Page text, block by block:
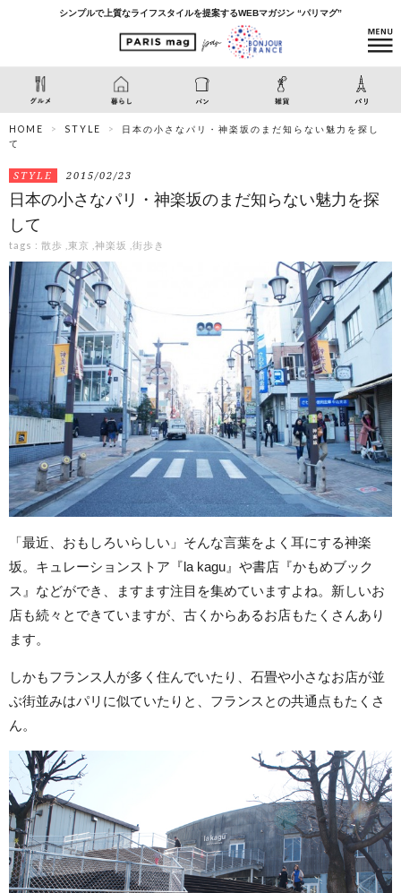
シンプルで上質なライフスタイルを提案するWEBマガジン “パリマグ”
HOME STYLE
日本の小さなパリ・神楽坂のまだ知らない魅力を探し
て
STYLE 2015/02/23
日本の小さなパリ・神楽坂のまだ知らない魅力を探
して
tags : 散歩 東京 神楽坂 街歩き
「最近、おもしろいらしい」そんな言葉をよく耳にする神楽
坂。キュレーションストア『la kagu』や書店『かもめブック
ス』などができ、ますます注目を集めていますよね。新しいお
店も続々とできていますが、古くからあるお店もたくさんあり
ます。
しかもフランス人が多く住んでいたり、石畳や小さなお店が並
ぶ街並みはパリに似ていたりと、フランスとの共通点もたくさ
ん。